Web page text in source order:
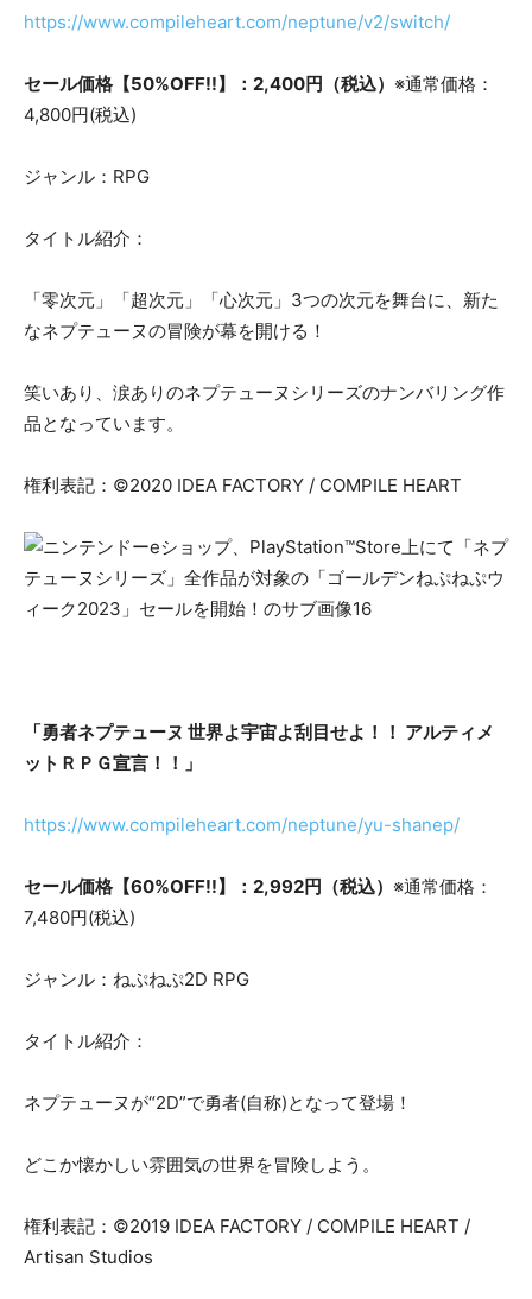
https://www.compileheart.com/neptune/v2/switch/
セール価格【50%OFF!!】：2,400円（税込） ※通常価格：
4,800円(税込)
ジャンル：RPG
タイトル紹介：
「零次元」「超次元」「心次元」3つの次元を舞台に、新た
なネプテューヌの冒険が幕を開ける！
笑いあり、涙ありのネプテューヌシリーズのナンバリング作
品となっています。
権利表記：©2020 IDEA FACTORY / COMPILE HEART
「勇者ネプテューヌ 世界よ宇宙よ刮目せよ！！ アルティメ
ットＲＰＧ宣言！！」
https://www.compileheart.com/neptune/yu-shanep/
セール価格【60%OFF!!】：2,992円（税込） ※通常価格：
7,480円(税込)
ジャンル：ねぷねぷ2D RPG
タイトル紹介：
ネプテューヌが“2D”で勇者(自称)となって登場！
どこか懐かしい雰囲気の世界を冒険しよう。
権利表記：©2019 IDEA FACTORY / COMPILE HEART /
Artisan Studios